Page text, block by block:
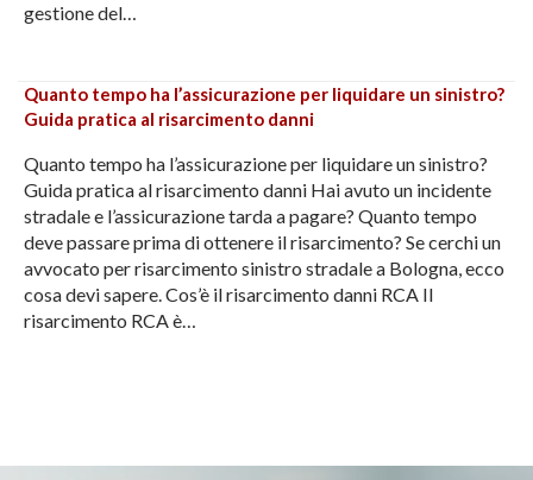
gestione del…
Quanto tempo ha l’assicurazione per liquidare un sinistro?
Guida pratica al risarcimento danni
Quanto tempo ha l’assicurazione per liquidare un sinistro?
Guida pratica al risarcimento danni Hai avuto un incidente
stradale e l’assicurazione tarda a pagare? Quanto tempo
deve passare prima di ottenere il risarcimento? Se cerchi un
avvocato per risarcimento sinistro stradale a Bologna, ecco
cosa devi sapere. Cos’è il risarcimento danni RCA Il
risarcimento RCA è…